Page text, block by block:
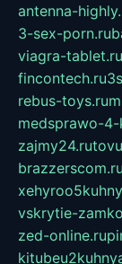
antenna-
3-sex-porn.ru
viagra-tablet.ru
fincontech.ru
rebus-toys.ru
medsprawo-4-
zajmy24.ru
brazzerscom.ru
vskrytie-
zed-online.ru